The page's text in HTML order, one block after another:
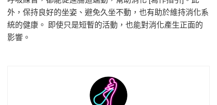
外，保持良好的坐姿、避免久坐不動，也有助於維持消化系
統的健康。 即使只是短暫的活動，也能對消化產生正面的
影響。